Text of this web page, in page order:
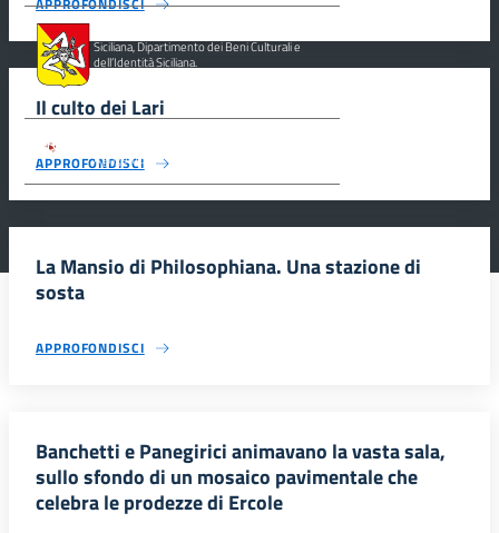
Il culto dei Lari
APPROFONDISCI
La Mansio di Philosophiana. Una stazione di
sosta
APPROFONDISCI
Banchetti e Panegirici animavano la vasta sala,
sullo sfondo di un mosaico pavimentale che
celebra le prodezze di Ercole
Siciliana, Dipartimento dei Beni Culturali e
dell’Identità Siciliana.
Agrigento.